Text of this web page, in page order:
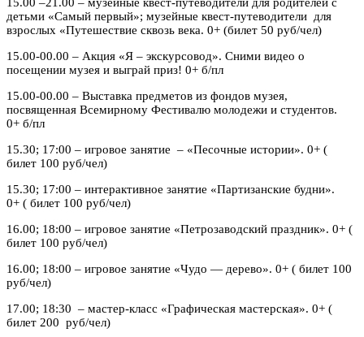
детьми «Самый первый»; музейные квест-путеводители для
взрослых «Путешествие сквозь века. 0+ (билет 50 руб/чел)
15.00-00.00 – Акция «Я – экскурсовод». Сними видео о
посещении музея и выграй приз! 0+ б/пл
15.00-00.00 – Выставка предметов из фондов музея,
посвященная Всемирному Фестивалю молодежи и студентов.
0+ б/пл
15.30; 17:00 – игровое занятие – «Песочные истории». 0+ (
билет 100 руб/чел)
15.30; 17:00 – интерактивное занятие «Партизанские будни».
0+ ( билет 100 руб/чел)
16.00; 18:00 – игровое занятие «Петрозаводский праздник». 0+ (
билет 100 руб/чел)
16.00; 18:00 – игровое занятие «Чудо — дерево». 0+ ( билет 100
руб/чел)
17.00; 18:30 – мастер-класс «Графическая мастерская». 0+ (
билет 200 руб/чел)